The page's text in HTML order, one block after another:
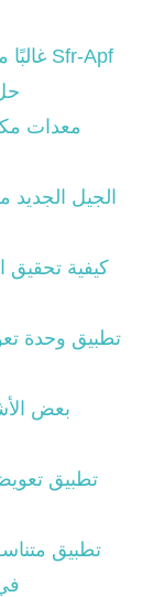
"Fei" غالبًا ما توصي بفلاتر نشطة من سلسلة Sfr-Apf
الجيل
كيفية تحقيق
تطبيق وحدة
بعض
تطبيق
تطبيق